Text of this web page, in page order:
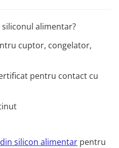
alimentar?
cuptor, congelator,
pentru contact cu
silicon alimentar pentru